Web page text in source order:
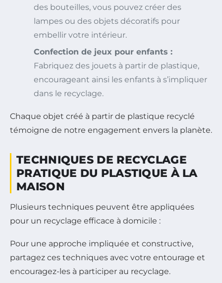
des bouteilles, vous pouvez créer des
lampes ou des objets décoratifs pour
embellir votre intérieur.
Confection de jeux pour enfants :
Fabriquez des jouets à partir de plastique,
encourageant ainsi les enfants à s’impliquer
dans le recyclage.
Chaque objet créé à partir de plastique recyclé
témoigne de notre engagement envers la planète.
TECHNIQUES DE RECYCLAGE
PRATIQUE DU PLASTIQUE À LA
MAISON
Plusieurs techniques peuvent être appliquées
pour un recyclage efficace à domicile :
Pour une approche impliquée et constructive,
partagez ces techniques avec votre entourage et
encouragez-les à participer au recyclage.